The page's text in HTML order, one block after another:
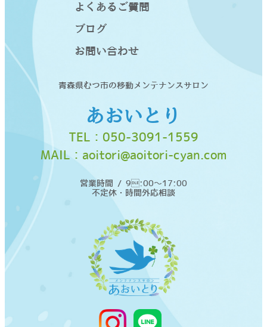
青森県むつ市の移動メンテナンスサロン
あおいとり
TEL： 050-3091-1559
MAIL： aoitori@aoitori-cyan.com
営業時間 / 9:00〜17:00
不定休・時間外応相談
よくあるご質問
ブログ
お問い合わせ